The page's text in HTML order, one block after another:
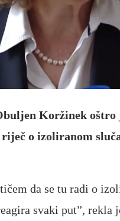
Koržinek oštro
o izoliranom
da se tu radi o
svaki put”, rekla